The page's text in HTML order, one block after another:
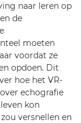
naar leren op
de
moeten
voordat ze
opdoen. Dit
hoe het VR-
echografie
kon
versnellen en